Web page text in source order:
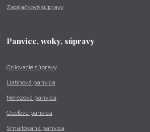
Zabíjačkové súpravy
Panvice, woky, súpravy
Grilovacie súpravy
Liatinová panvica
Nerezová panvica
Oceľová panvica
Smaltovaná panvica